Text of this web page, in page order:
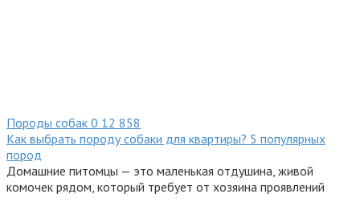
Породы собак 0 12 858
Как выбрать породу собаки для квартиры? 5 популярных
пород
Домашние питомцы — это маленькая отдушина, живой
комочек рядом, который требует от хозяина проявлений